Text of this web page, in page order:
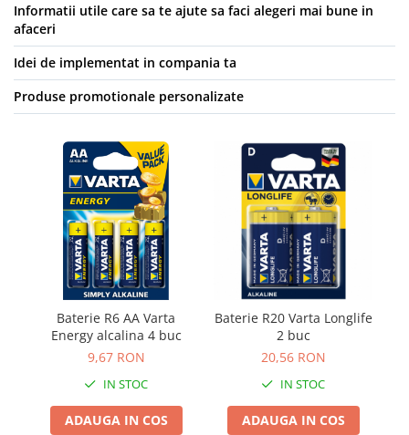
Informatii utile care sa te ajute sa faci alegeri mai bune in
afaceri
Idei de implementat in compania ta
Produse promotionale personalizate
Baterie R6 AA Varta
Energy alcalina 4 buc
9,67 RON
IN STOC
ADAUGA IN COS
Baterie R20 Varta Longlife
2 buc
20,56 RON
IN STOC
ADAUGA IN COS